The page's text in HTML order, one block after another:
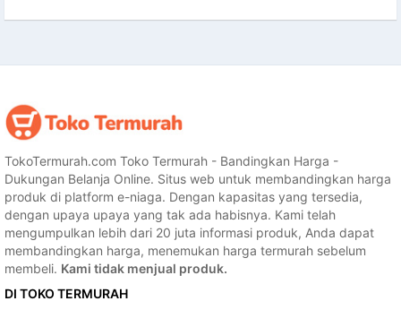
TokoTermurah.com Toko Termurah - Bandingkan Harga -
Dukungan Belanja Online. Situs web untuk membandingkan harga
produk di platform e-niaga. Dengan kapasitas yang tersedia,
dengan upaya upaya yang tak ada habisnya. Kami telah
mengumpulkan lebih dari 20 juta informasi produk, Anda dapat
membandingkan harga, menemukan harga termurah sebelum
membeli. Kami tidak menjual produk.
DI TOKO TERMURAH